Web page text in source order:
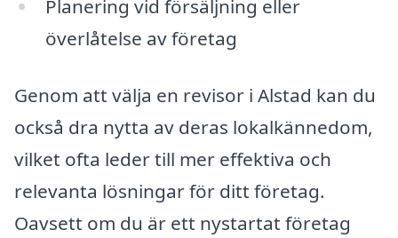
Planering vid försäljning eller
överlåtelse av företag
Genom att välja en revisor i Alstad kan du
också dra nytta av deras lokalkännedom,
vilket ofta leder till mer effektiva och
relevanta lösningar för ditt företag.
Oavsett om du är ett nystartat företag